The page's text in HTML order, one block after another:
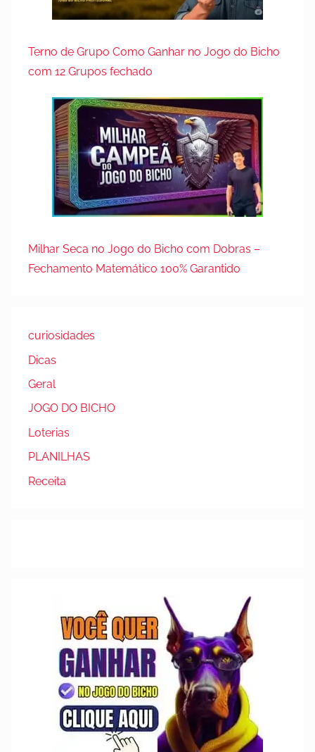
Terno de Grupo Como Ganhar no Jogo do Bicho
com 12 Grupos fechado
Milhar Seca no Jogo do Bicho com Dobras –
Fechamento Matemático 100% Garantido
curiosidades
Dicas
Geral
JOGO DO BICHO
Loterias
PLANILHAS
Receita